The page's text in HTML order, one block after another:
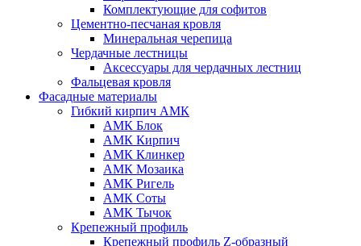
Комплектующие для софитов
Цементно-песчаная кровля
Минеральная черепица
Чердачные лестницы
Аксессуары для чердачных лестниц
Фальцевая кровля
Фасадные материалы
Гибкий кирпич АМК
АМК Блок
АМК Кирпич
АМК Клинкер
АМК Мозаика
АМК Ригель
АМК Соты
АМК Тычок
Крепежный профиль
Крепежный профиль Z-образный